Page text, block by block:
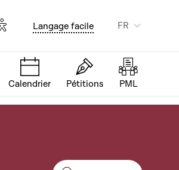
Options d'accessibilité
Langage facile FR
Calendrier Pétitions PML